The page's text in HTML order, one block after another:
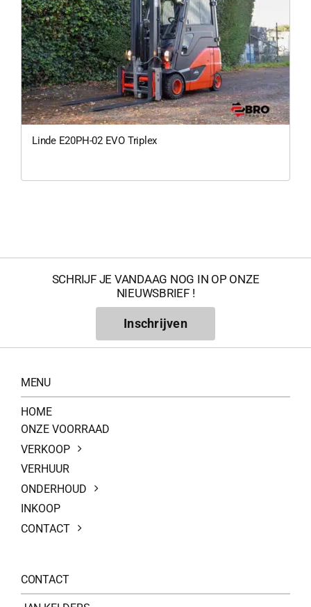
Linde E20PH-02 EVO Triplex
SCHRIJF JE VANDAAG NOG IN OP ONZE
NIEUWSBRIEF !
Inschrijven
MENU
HOME
ONZE VOORRAAD
VERKOOP
VERHUUR
ONDERHOUD
INKOOP
CONTACT
CONTACT